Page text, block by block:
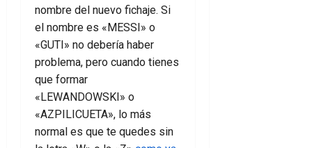
nombre del nuevo fichaje. Si
el nombre es «MESSI» o
«GUTI» no debería haber
problema, pero cuando tienes
que formar
«LEWANDOWSKI» o
«AZPILICUETA», lo más
normal es que te quedes sin